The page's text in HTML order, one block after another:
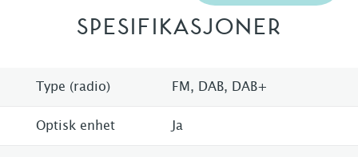
SPESIFIKASJONER
Type (radio) FM, DAB, DAB+
Optisk enhet Ja